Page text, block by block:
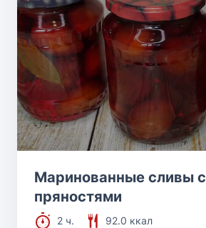
Маринованные сливы с
пряностями
2 ч.
92.0 ккал